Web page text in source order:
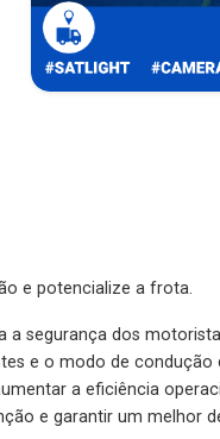
e potencialize a frota.
a segurança dos
e o modo de
a eficiência
e garantir um melhor